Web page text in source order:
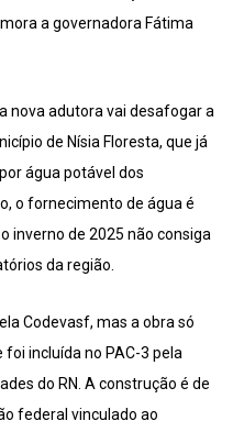
a governadora Fátima
nova adutora vai desafogar a
de Nísia Floresta, que já
água potável dos
o fornecimento de água é
inverno de 2025 não consiga
da região.
Codevasf, mas a obra só
incluída no PAC-3 pela
do RN. A construção é de
federal vinculado ao